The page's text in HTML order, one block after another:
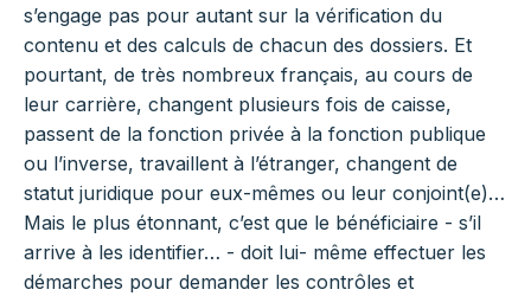
s’engage pas pour autant sur la vérification du
contenu et des calculs de chacun des dossiers. Et
pourtant, de très nombreux français, au cours de
leur carrière, changent plusieurs fois de caisse,
passent de la fonction privée à la fonction publique
ou l’inverse, travaillent à l’étranger, changent de
statut juridique pour eux-mêmes ou leur conjoint(e)…
Mais le plus étonnant, c’est que le bénéficiaire - s’il
arrive à les identifier… - doit lui- même effectuer les
démarches pour demander les contrôles et